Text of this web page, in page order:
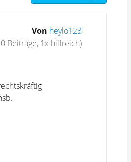
Von heylo123
Beiträge, 1x hilfreich)